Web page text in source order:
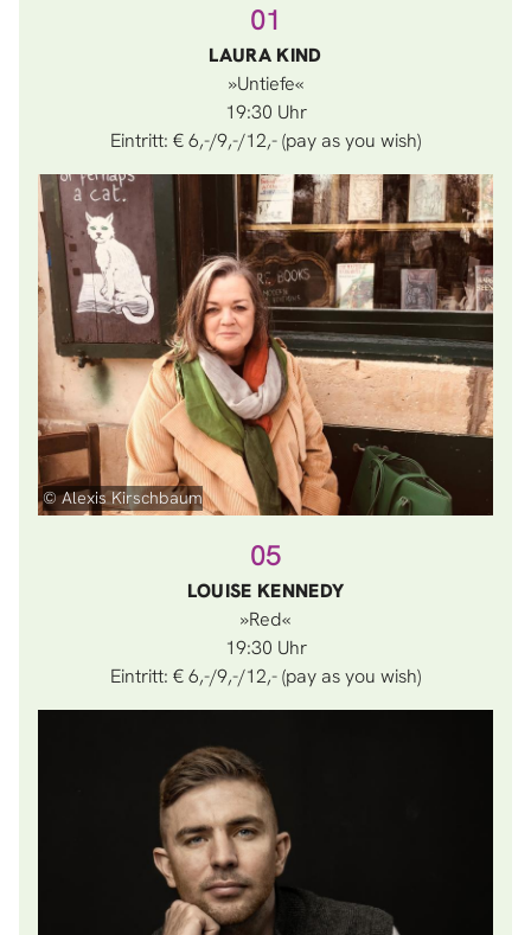
01
LAURA KIND
»Untiefe«
19:30
Eintritt: € 6,-/9,-/12,- (pay as you wish)
© Alexis Kirschbaum
05
LOUISE KENNEDY
»Red«
19:30
Eintritt: € 6,-/9,-/12,- (pay as you wish)